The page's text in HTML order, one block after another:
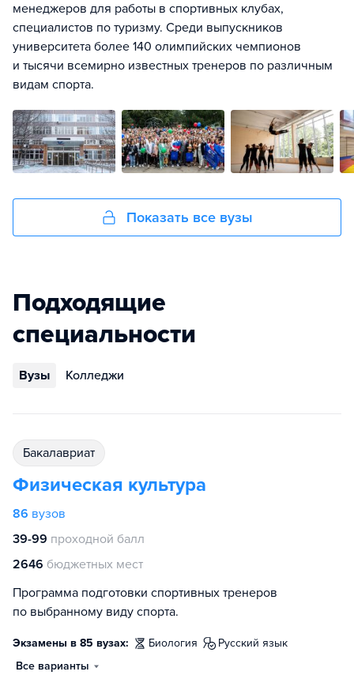
менеджеров для работы в спортивных клубах,
специалистов по туризму. Среди выпускников
университета более 140 олимпийских чемпионов
и тысячи всемирно известных тренеров по различным
видам спорта.
Показать все вузы
Подходящие
специальности
Вузы Колледжи
бакалавриат
Физическая культура
86 вузов
39-99 проходной балл
2646 бюджетных мест
Программа подготовки спортивных тренеров
по выбранному виду спорта.
Экзамены в 85 вузах: биология
русский язык
Все варианты